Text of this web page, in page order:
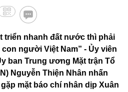
triển nhanh đất nước thì phải
người Việt Nam” - Ủy viên
ban Trung ương Mặt trận Tổ
Nguyễn Thiện Nhân nhấn
mặt báo chí nhân dịp Xuân